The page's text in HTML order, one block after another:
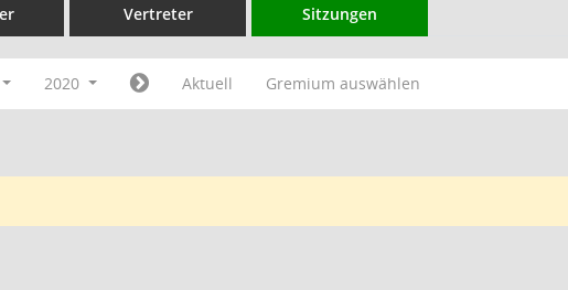
Vertreter Sitzungen
2020 Aktuell Gremium auswählen